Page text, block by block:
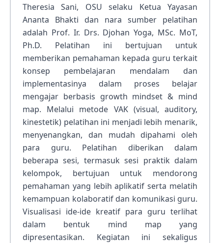
Theresia Sani, OSU selaku Ketua Yayasan
Ananta Bhakti dan nara sumber pelatihan
adalah Prof. Ir. Drs. Djohan Yoga, MSc. MoT,
Ph.D. Pelatihan ini bertujuan untuk
memberikan pemahaman kepada guru terkait
konsep pembelajaran mendalam dan
implementasinya dalam proses belajar
mengajar berbasis growth mindset & mind
map. Melalui metode VAK (visual, auditory,
kinestetik) pelatihan ini menjadi lebih menarik,
menyenangkan, dan mudah dipahami oleh
para guru. Pelatihan diberikan dalam
beberapa sesi, termasuk sesi praktik dalam
kelompok, bertujuan untuk mendorong
pemahaman yang lebih aplikatif serta melatih
kemampuan kolaboratif dan komunikasi guru.
Visualisasi ide-ide kreatif para guru terlihat
dalam bentuk mind map yang
dipresentasikan. Kegiatan ini sekaligus